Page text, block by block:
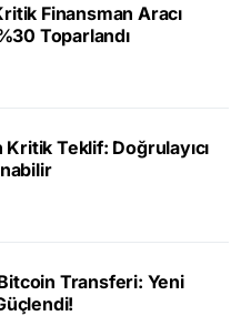
Finansman Aracı
Toparlandı
Kritik Teklif: Doğrulayıcı
Transferi: Yeni